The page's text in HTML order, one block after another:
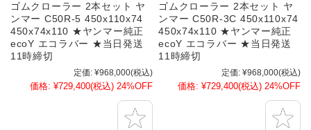
ゴムクローラー 2本セット ヤ
ンマー C50R-5 450x110x74
450x74x110 ★ヤンマー純正
ecoY エコラバー ★当日発送
11時締切
定価: ¥968,000(税込)
価格: ¥729,400(税込) 24%OFF
ゴムクローラー 2本セット ヤ
ンマー C50R-3C 450x110x74
450x74x110 ★ヤンマー純正
ecoY エコラバー ★当日発送
11時締切
定価: ¥968,000(税込)
価格: ¥729,400(税込) 24%OFF